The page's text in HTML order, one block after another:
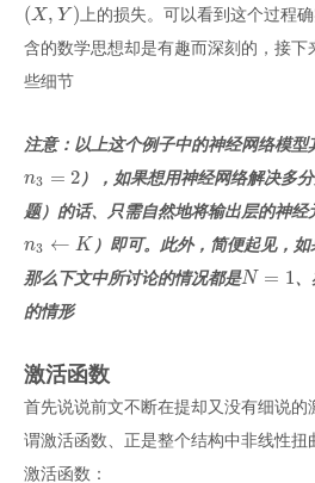
(X, Y )
(X,Y
上的损失。可以看到这个过程
含的数学思想却是有趣而深刻的，接
些细节
注意：以上这个例子中的神经网络模
n3 = 2
n3 =2
），如果想用神经网络解决多
题）的话、只需自然地将输出层的神
n3 ← K
n3 ←K
）即可。此外，简便起见，如
那么下文中所讨论的情况都是N = 1
N= 1
的情形
激活函数
首先说说前文不断在提却又没有细说的
谓激活函数、正是整个结构中非线性
激活函数：